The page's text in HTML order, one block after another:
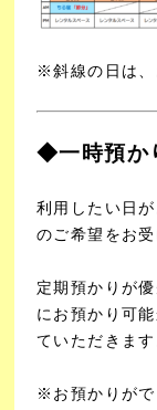
※斜線の日は、
◆一時預か
利用したい日
のご希望をお
定期預かりが
にお預かり可
ていただきます
※お預かりがで